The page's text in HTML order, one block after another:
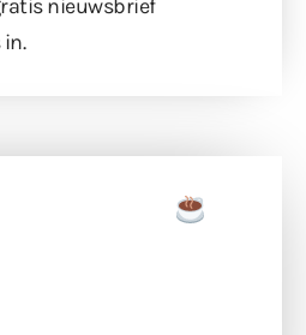
nieuwsbrief
in.